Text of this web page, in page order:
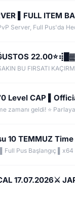
Pus Başlangıç